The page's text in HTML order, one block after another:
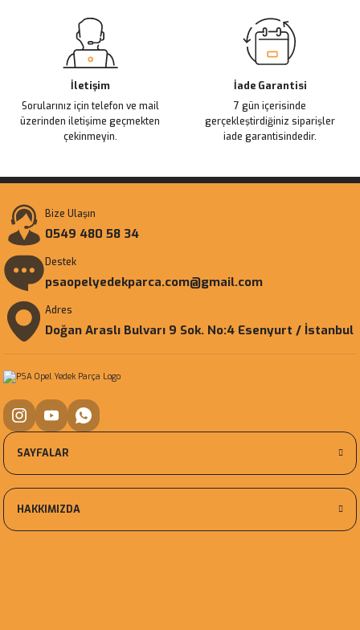
İletişim
Sorularınız için telefon ve mail
üzerinden iletişime geçmekten
çekinmeyin.
İade Garantisi
7 gün içerisinde
gerçekleştirdiğiniz siparişler
iade garantisindedir.
Bize Ulaşın
0549 480 58 34
Destek
psaopelyedekparca.com@gmail.com
Adres
Doğan Araslı Bulvarı 9 Sok. No:4 Esenyurt / İstanbul
SAYFALAR
HAKKIMIZDA